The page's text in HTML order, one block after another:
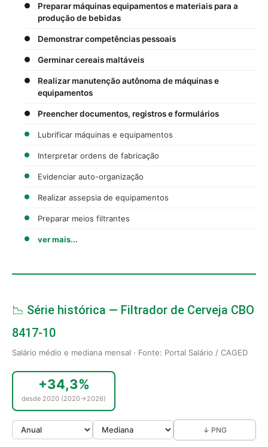
Preparar máquinas equipamentos e materiais para a
produção de bebidas
Demonstrar competências pessoais
Germinar cereais maltáveis
Realizar manutenção autônoma de máquinas e
equipamentos
Preencher documentos, registros e formulários
Lubrificar máquinas e equipamentos
Interpretar ordens de fabricação
Evidenciar auto-organização
Realizar assepsia de equipamentos
Preparar meios filtrantes
ver mais...
📉 Série histórica — Filtrador de Cerveja CBO
8417-10
Salário médio e mediana mensal · Fonte: Portal Salário / CAGED
+34,3%
desde 2020 (2020→2026)
↓ PNG